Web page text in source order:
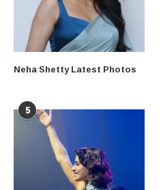
Neha Shetty Latest Photos
5